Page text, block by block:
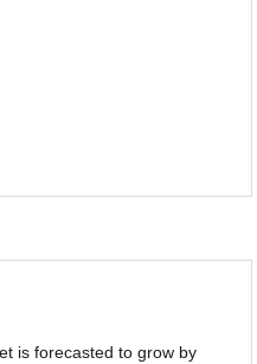
is forecasted to grow by